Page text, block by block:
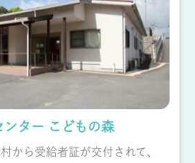
ンター こどもの森
から受給者証が交付されて、